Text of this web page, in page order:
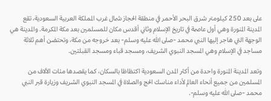
على بعد 250 كيلومتر شرق البحر الأحمر في منطقة الحجاز شمال غرب المملكة العربية السعودية، تقع
المنورة وهي أول عاصمة في تاريخ الإسلام وثاني أقدس مكان للمسلمين بعد مكة المكرمة. والمدينة هي
التي هاجر إليها النبي محمد -صلى الله عليه وسلم- بعد خروجه من مكة، وتحتضن أهم ثلاثة
في الإسلام وهي المسجد النبوي الشريف، ومسجد قباء ومسجد القبلتين.
المدينة المنورة واحدة من أكثر المدن السعودية اكتظاظا بالسكان، كما يقصدها مئات الآلاف من
من جميع أنحاء العالم لأداء مناسك الحج والصلاة في المسجد النبوي الشريف وزيارة قبر النبي
-صلى الله عليه وسلم-.